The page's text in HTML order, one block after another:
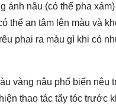
ánh nâu (có thể pha
thể an tâm lên màu và
phai ra màu gì khi có
vàng nâu phổ biến nêu
thao tác tẩy tóc trước